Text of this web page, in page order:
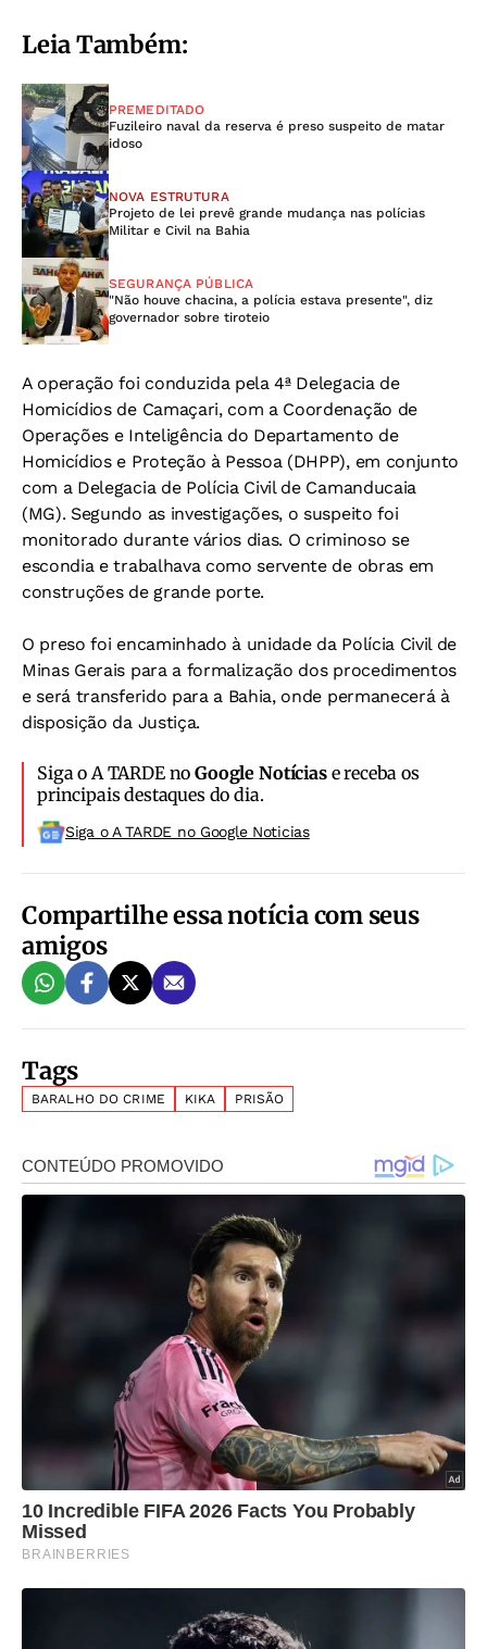
Leia Também:
PREMEDITADO
Fuzileiro naval da reserva é preso suspeito de matar
idoso
NOVA ESTRUTURA
Projeto de lei prevê grande mudança nas polícias
Militar e Civil na Bahia
SEGURANÇA PÚBLICA
"Não houve chacina, a polícia estava presente", diz
governador sobre tiroteio
A operação foi conduzida pela 4ª Delegacia de
Homicídios de Camaçari, com a Coordenação de
Operações e Inteligência do Departamento de
Homicídios e Proteção à Pessoa (DHPP), em conjunto
com a Delegacia de Polícia Civil de Camanducaia
(MG). Segundo as investigações, o suspeito foi
monitorado durante vários dias. O criminoso se
escondia e trabalhava como servente de obras em
construções de grande porte.
O preso foi encaminhado à unidade da Polícia Civil de
Minas Gerais para a formalização dos procedimentos
e será transferido para a Bahia, onde permanecerá à
disposição da Justiça.
Siga o A TARDE noGoogle Notíciase receba os
principais destaques do dia.
Siga o A TARDE no Google Noticias
Compartilhe essa notícia com seus
amigos
Tags
BARALHO DO CRIME KIKA PRISÃO